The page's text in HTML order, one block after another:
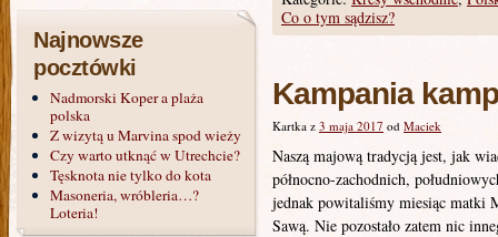
Co o tym sądzisz?
Kampania
Kartka z 3 maja 2017 od Maciek
Naszą majową tradycją jest, jak
północno-zachodnich,
jednak powitaliśmy miesiąc matki
Sawą. Nie pozostało zatem nic
Najnowsze
pocztówki
Nadmorski Koper a plaża
polska
Z wizytą u Marvina spod wieży
Czy warto utknąć w Utrechcie?
Tęsknota nie tylko do kota
Masoneria, wróbleria…?
Loteria!